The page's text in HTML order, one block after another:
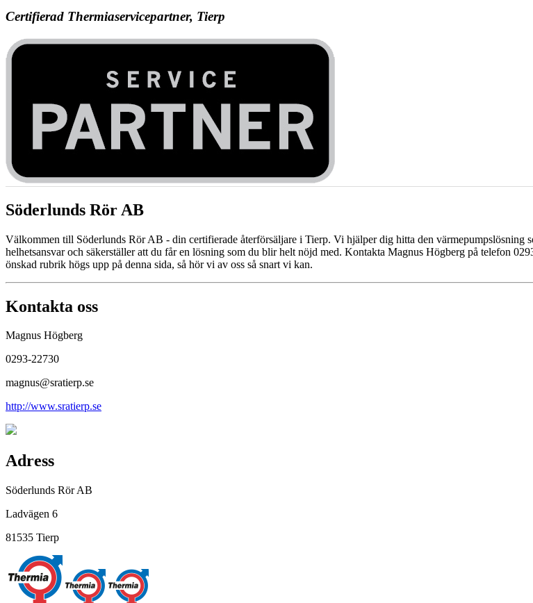
Certifierad Thermiaservicepartner, Tierp
Söderlunds Rör AB
Välkommen till Söderlunds Rör AB - din certifierade återförsäljare i Tierp. Vi hjälper dig hitta den värmepumpslösning
helhetsansvar och säkerställer att du får en lösning som du blir helt nöjd med. Kontakta Magnus Högberg på telefon
önskad rubrik högs upp på denna sida, så hör vi av oss så snart vi kan.
Kontakta oss
Magnus Högberg
0293-22730
magnus@sratierp.se
http://www.sratierp.se
Adress
Söderlunds Rör AB
Ladvägen 6
81535 Tierp